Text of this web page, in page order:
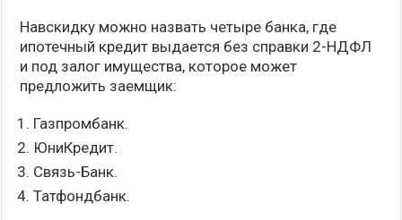
Навскидку можно назвать четыре банка, где
ипотечный кредит выдается без справки 2-НДФЛ
и под залог имущества, которое может
предложить заемщик:
Газпромбанк.
ЮниКредит.
Связь-Банк.
Татфондбанк.